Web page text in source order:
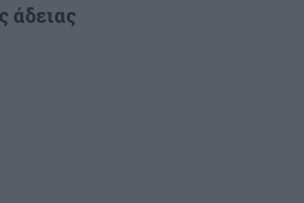
άδειας